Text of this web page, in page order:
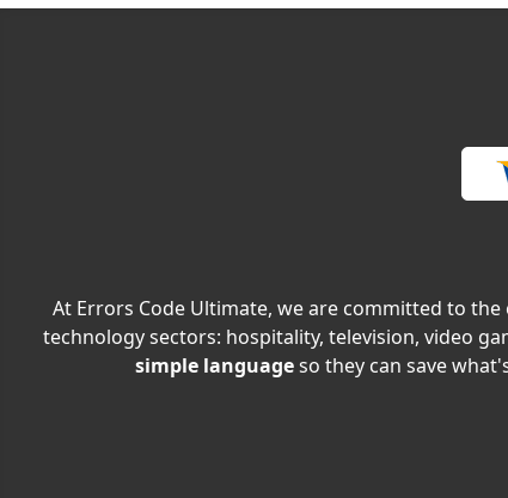
At Errors Code Ultimate, we are committed to
technology sectors: hospitality, television, video
simple languageso they can save